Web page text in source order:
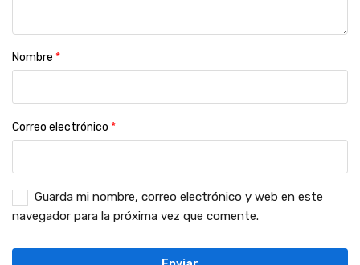
Nombre *
Correo electrónico *
Guarda mi nombre, correo electrónico y web en este
navegador para la próxima vez que comente.